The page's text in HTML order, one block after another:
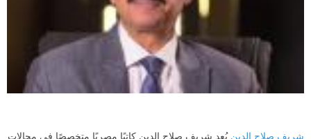
شريف صلاح الدين يُعد شريف صلاح الدين كاتبًا مصريًا متخصصًا في مجالات